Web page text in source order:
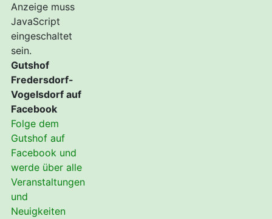
Anzeige muss
JavaScript
eingeschaltet
sein.
Gutshof
Fredersdorf-
Vogelsdorf auf
Facebook
Folge dem
Gutshof auf
Facebook und
werde über alle
Veranstaltungen
und
Neuigkeiten